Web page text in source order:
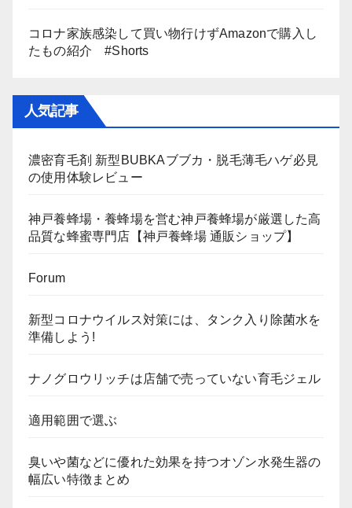
コロナ家族感染して買い物行けずAmazonで購入し
たもの紹介 #Shorts
人気記事
濃密育毛剤 新型BUBKAブブカ・脱毛薄毛ハゲ必見
の使用体験レビュー
神戸養蜂場・養蜂場を営む神戸養蜂場が厳選した高
品質な蜂蜜専門店【神戸養蜂場 通販ショップ】
Forum
新型コロナウイルス対策には、タンク入り除菌水を
準備しよう!
ナノグロウリッチは店舗で売っていない育毛ジェル
適用範囲で選ぶ
臭いや菌などに優れた効果を持つオゾン水発生器の
幅広い特徴まとめ